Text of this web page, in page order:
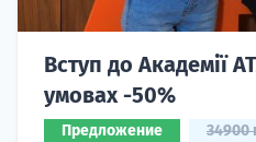
Вступ до Академії
умовах -50%
Предложение 34900